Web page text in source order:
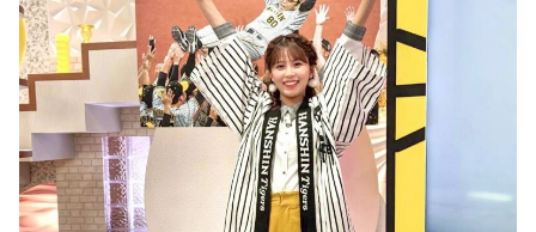
DAIGOも台所 ～きょうの献立 何にする？～
本日はダイアンなり！シーズン２
朝だ！生です旅サラダ
教えて！ニュースライブ 正義のミカタ
ＬＩＦＥ～夢のカタチ～